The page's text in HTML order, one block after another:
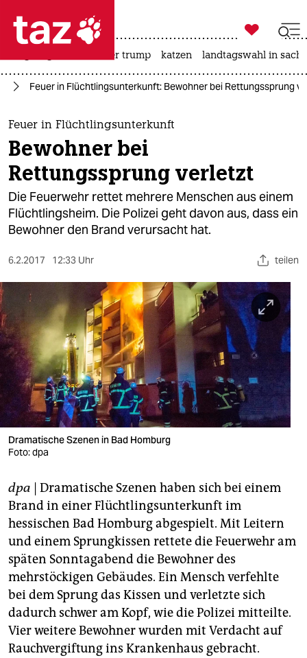
 taz zahl ich
taz zahl ich
themen
politik
öko
gesellschaft
sport
berlin
nord
wahrheit
verlag
verlag
veranstaltungen
shop
fragen & hilfe
unterstützen
abo
genossenschaft
epaper login

taz zahl ich
usa unter trump katzen landtagswahl in
Feuer in Flüchtlingsunterkunft: Bewohner bei Rettungssprung
Feuer in Flüchtlingsunterkunft
Bewohner bei
Rettungssprung verletzt
Die Feuerwehr rettet mehrere Menschen aus einem
Flüchtlingsheim. Die Polizei geht davon aus, dass ein
Bewohner den Brand verursacht hat.
6.2.2017 12:33 Uhr teilen
Dramatische Szenen in Bad Homburg
Foto: dpa
dpa | Dramatische Szenen haben sich bei einem
Brand in einer Flüchtlingsunterkunft im
hessischen Bad Homburg abgespielt. Mit Leitern
und einem Sprungkissen rettete die Feuerwehr am
späten Sonntagabend die Bewohner des
mehrstöckigen Gebäudes. Ein Mensch verfehlte
bei dem Sprung das Kissen und verletzte sich
dadurch schwer am Kopf, wie die Polizei mitteilte.
Vier weitere Bewohner wurden mit Verdacht auf
Rauchvergiftung ins Krankenhaus gebracht.